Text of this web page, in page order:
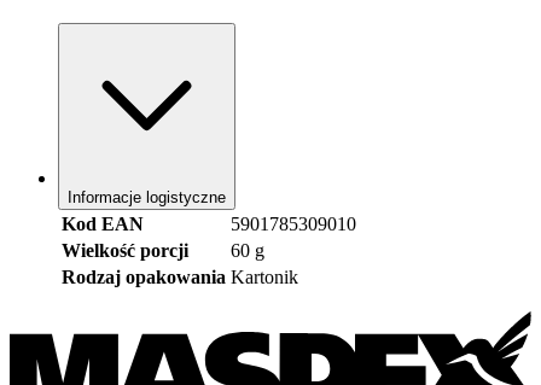
Informacje logistyczne
Kod EAN
5901785309010
Wielkość porcji
60 g
Rodzaj opakowania Kartonik